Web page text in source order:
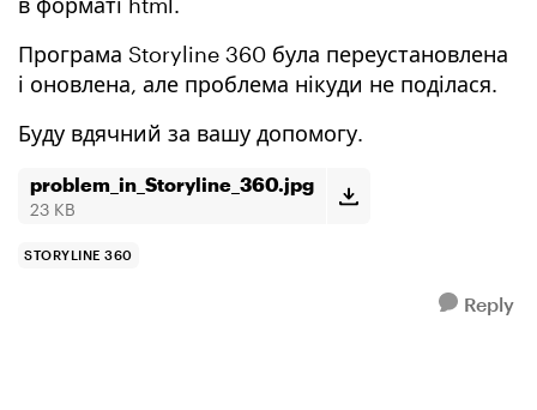
Програма Storyline 360 була переустановлена
і оновлена, але проблема нікуди не поділася.
Буду вдячний за вашу допомогу.
problem_in_Storyline_360.jpg
23 KB
STORYLINE 360
Reply